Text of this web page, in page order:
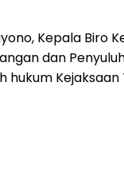
Kepala Biro
dan
hukum